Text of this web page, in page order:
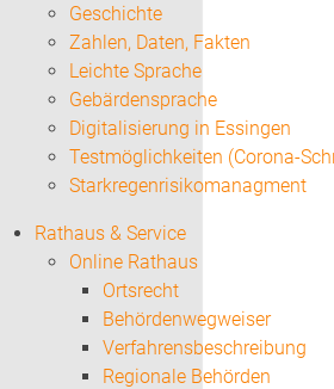
Geschichte
Zahlen, Daten, Fakten
Leichte Sprache
Gebärdensprache
Digitalisierung in Essingen
Testmöglichkeiten (Corona-
Starkregenrisikomanagment
Rathaus & Service
Online Rathaus
Ortsrecht
Behördenwegweiser
Verfahrensbeschreibung
Regionale Behörden